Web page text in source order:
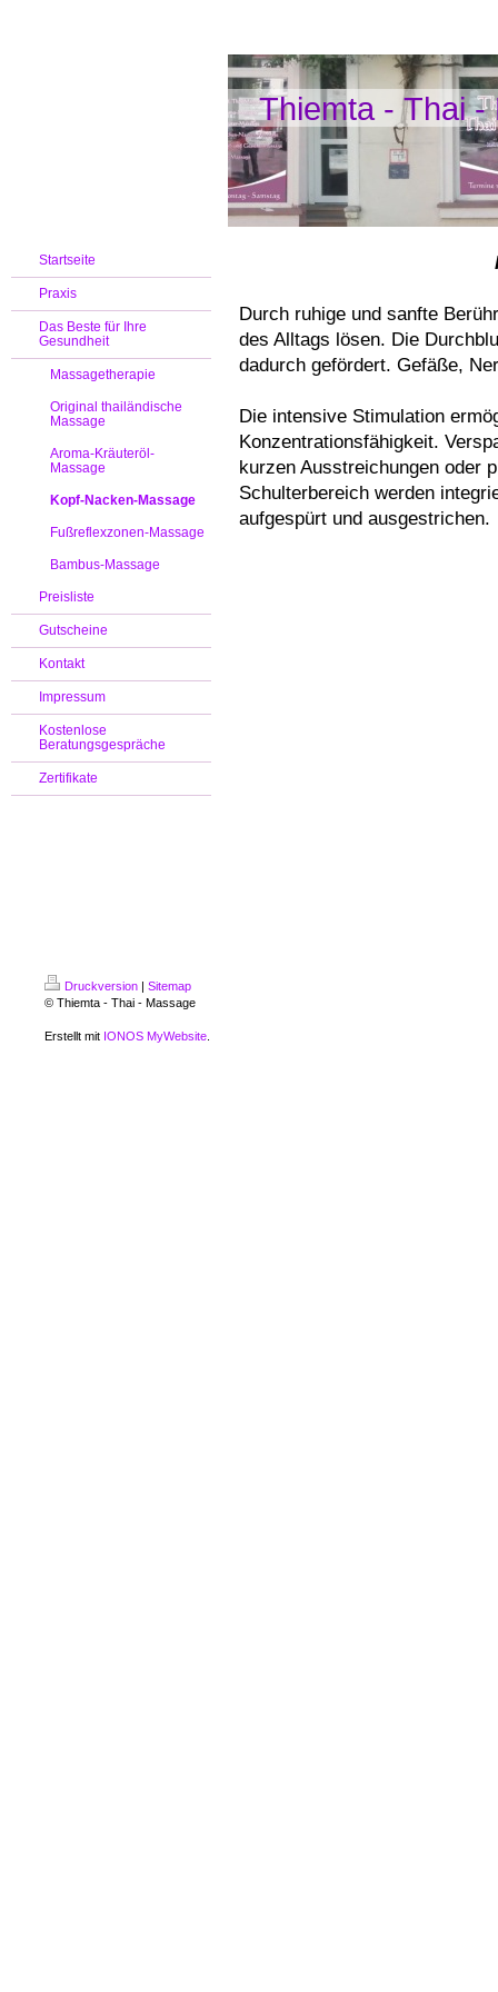
Thiemta - Thai -
Startseite
Praxis
Das Beste für Ihre
Gesundheit
Massagetherapie
Original thailändische
Massage
Aroma-Kräuteröl-
Massage
Kopf-Nacken-Massage
Fußreflexzonen-Massage
Bambus-Massage
Preisliste
Gutscheine
Kontakt
Impressum
Kostenlose
Beratungsgespräche
Zertifikate
Durch ruhige und sanfte
des Alltags lösen. Die
dadurch gefördert. Gefäße,
Die intensive Stimulation
Konzentrationsfähigkeit.
kurzen Ausstreichungen oder
Schulterbereich werden
aufgespürt und ausgestrichen.
Druckversion | Sitemap
© Thiemta - Thai - Massage
Erstellt mit IONOS MyWebsite